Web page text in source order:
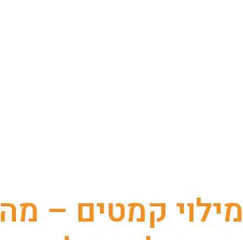
מילוי קמטים – מה